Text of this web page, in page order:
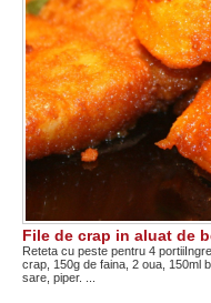
File de crap in aluat de
Reteta cu peste pentru 4
crap, 150g de faina, 2 oua, 150ml
sare, piper. ...